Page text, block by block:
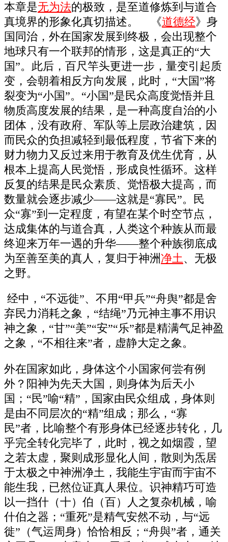
本章是无为法的极致，是至道修炼到与道合
真境界的形象化真切描述。 《道德经》身
国同治，外在国家发展到终极，会出现整个
地球只有一个联邦的情形，这是真正的“大
国”。此后，百尺竿头更进一步，量变引起质
变，会朝着相反方向发展，此时，“大国”将
裂变为“小国”。“小国”是民众高度觉悟并且
物质高度发展的结果，是一种高度自治的小
团体，没有政府、军队等上层政治建筑，因
而民众的负担减轻到最低程度，节省下来的
财力物力又反过来用于教育及优生优育，从
根本上提高人民觉悟，形成良性循环。这样
反复的结果是民众素质、觉悟极大提高，而
数量就会逐步减少――这就是“寡民”。民
众“寡”到一定程度，有望在某个时空节点，
达成集体的与道合真，人类这个种族从而最
终迎来万年一遇的升华――整个种族彻底成
为至善至美的真人，复归于神洲 净土、无极
之野。
经中，“不远徙”、不用“甲兵”“舟舆”都是舍
弃民力消耗之象，“结绳”乃元神主事不用识
神之象，“甘”“美”“安”“乐”都是精满气足神盈
之象，“不相往来”者，虚静大定之象。
外在国家如此，身体这个小国家何尝有例
外？阳神为先天大国，则身体为后天小
国；“民”喻“精”，国家由民众组成，身体则
是由不同层次的“精”组成；那么，“寡
民”者，比喻整个有形身体已经逐步转化，几
乎完全转化完毕了，此时，视之如烟霞，望
之若太虚，聚则成形显化人间，散则为炁居
于太极之中神洲净土，我能生宇宙而宇宙不
能生我，已然位证真人果位。识神精巧可造
以一挡什（十）伯（百）人之复杂机械，喻
什伯之器；“重死”是精气安然不动，与“远
徙”（气运周身）恰恰相反；“舟與”者，通关